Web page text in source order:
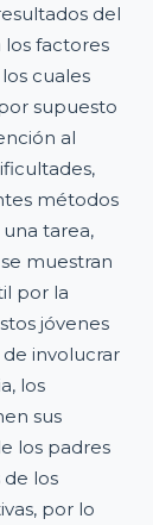
del
factores
cuales
supuesto
al
métodos
tarea,
muestran
por la
jóvenes
involucrar
los
sus
los padres
de los
por lo